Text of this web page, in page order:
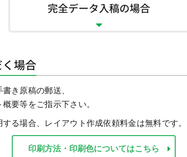
完全データ入稿の場合
場合
き原稿の郵送、
要等をご指示下さい。
る場合、レイアウト作成依頼料金は無料です。
印刷方法・印刷色についてはこちら